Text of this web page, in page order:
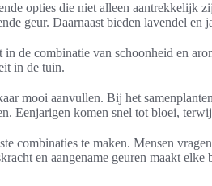
opties die niet alleen aantrekkelijk
geur. Daarnaast bieden lavendel
in de combinatie van schoonheid en
in de tuin.
mooi aanvullen. Bij het
Eenjarigen komen snel tot bloei,
combinaties te maken. Mensen
en aangename geuren maakt elke